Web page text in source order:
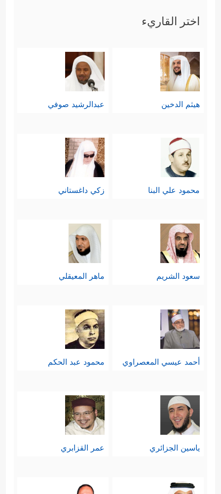
اختر القاريء
هيثم الدخين عبدالرشيد صوفي
محمود علي البنا زكي داغستاني
سعود الشريم ماهر المعيقلي
أحمد عيسي المعصراوي محمود عبد الحكم
ياسين الجزائري عمر القزابري